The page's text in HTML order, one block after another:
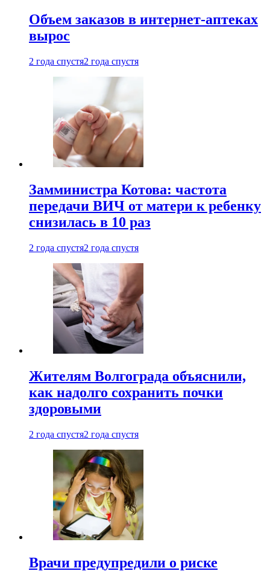
Объем заказов в интернет-аптеках
вырос
2 года спустя2 года спустя
Замминистра Котова: частота
передачи ВИЧ от матери к ребенку
снизилась в 10 раз
2 года спустя2 года спустя
Жителям Волгограда объяснили,
как надолго сохранить почки
здоровыми
2 года спустя2 года спустя
Врачи предупредили о риске